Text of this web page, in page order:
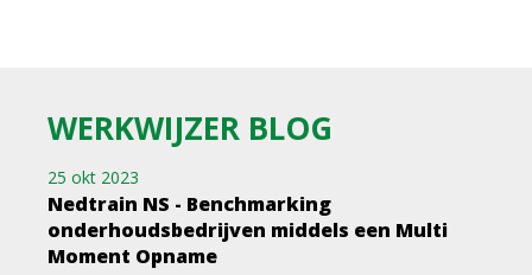
WERKWIJZER BLOG
25 okt 2023
Nedtrain NS - Benchmarking
onderhoudsbedrijven middels een Multi
Moment Opname